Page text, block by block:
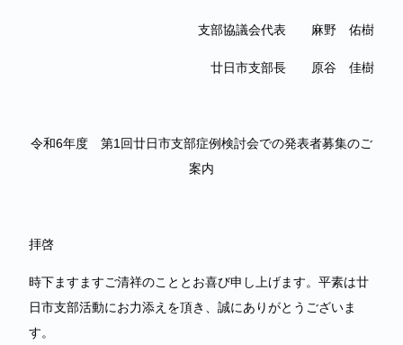
支部協議会代表 麻野 佑樹
廿日市支部長 原谷 佳樹
令和6年度 第1回廿日市支部症例検討会での発表者募集のご
案内
拝啓
時下ますますご清祥のこととお喜び申し上げます。平素は廿
日市支部活動にお力添えを頂き、誠にありがとうございま
す。